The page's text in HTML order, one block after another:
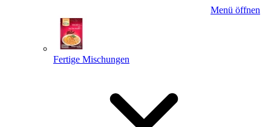
Menü öffnen
Fertige Mischungen